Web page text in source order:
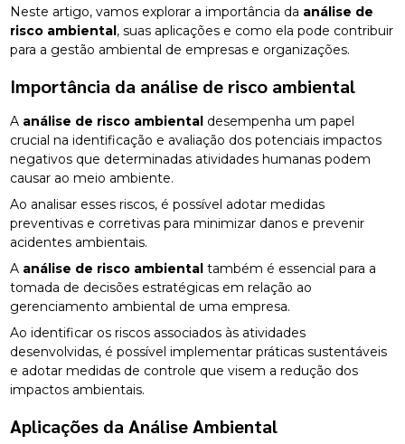
Neste artigo, vamos explorar a importância da análise de
risco ambiental, suas aplicações e como ela pode contribuir
para a gestão ambiental de empresas e organizações.
Importância da análise de risco ambiental
A análise de risco ambiental desempenha um papel
crucial na identificação e avaliação dos potenciais impactos
negativos que determinadas atividades humanas podem
causar ao meio ambiente.
Ao analisar esses riscos, é possível adotar medidas
preventivas e corretivas para minimizar danos e prevenir
acidentes ambientais.
A análise de risco ambiental também é essencial para a
tomada de decisões estratégicas em relação ao
gerenciamento ambiental de uma empresa.
Ao identificar os riscos associados às atividades
desenvolvidas, é possível implementar práticas sustentáveis
e adotar medidas de controle que visem a redução dos
impactos ambientais.
Aplicações da Análise Ambiental